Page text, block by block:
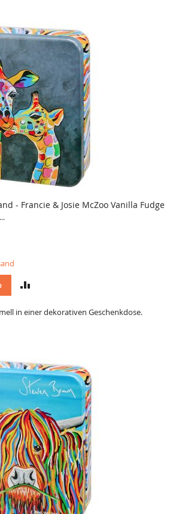
- Francie & Josie McZoo Vanilla Fudge
VERGLEICH
in einer dekorativen Geschenkdose.